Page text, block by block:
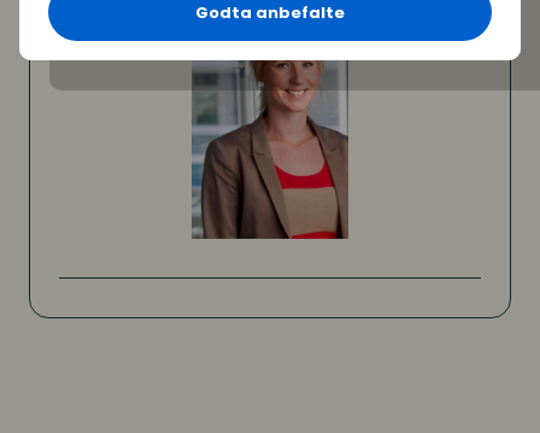
Godta anbefalte